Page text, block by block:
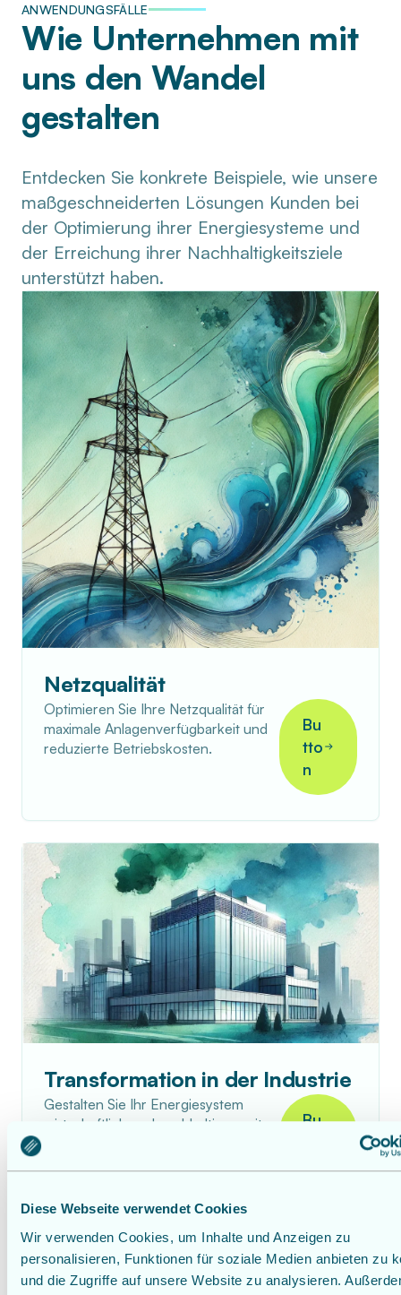
Diese Webseite verwendet Cookies
Wir verwenden Cookies, um Inhalte und Anzeigen zu
personalisieren, Funktionen für soziale Medien anbieten zu
und die Zugriffe auf unsere Website zu analysieren.
ANWENDUNGSFÄLLE
Wie Unternehmen mit
uns den Wandel
gestalten
Entdecken Sie konkrete Beispiele, wie unsere
maßgeschneiderten Lösungen Kunden bei
der Optimierung ihrer Energiesysteme und
der Erreichung ihrer Nachhaltigkeitsziele
unterstützt haben.
Netzqualität
Optimieren Sie Ihre Netzqualität für
maximale Anlagenverfügbarkeit und
reduzierte Betriebskosten.
Bu
tto
n
Transformation in der Industrie
Gestalten Sie Ihr Energiesystem
wirtschaftlich und nachhaltig – mit
Bu